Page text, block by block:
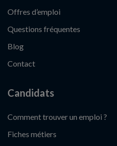
Offres d’emploi
Questions fréquentes
Blog
Contact
Candidats
Comment trouver un emploi ?
Fiches métiers